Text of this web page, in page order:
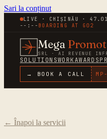
Sari la conținut
LIVE · CHIȘINĂU ·
--:-- BOARDING AT G02
Mega
SRL · AI REVENUE
SOLUTIONSWORKAWARDS
→ BOOK A CALL MP-
← Înapoi la servicii